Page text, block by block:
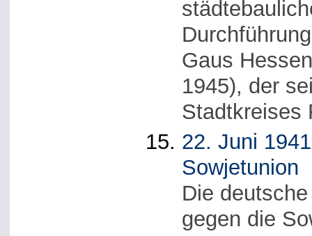
Gaus
1945), der
Stadtkreises
22. Juni
Sowjetunion
Die
gegen die